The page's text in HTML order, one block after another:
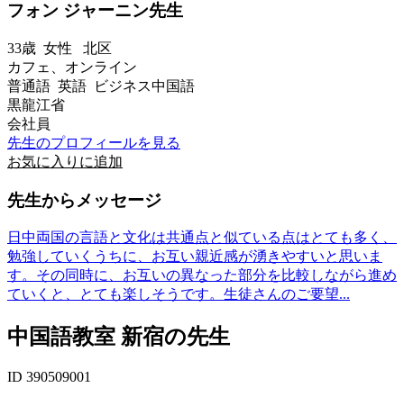
フォン ジャーニン先生
33歳 女性 北区
カフェ、オンライン
普通語 英語 ビジネス中国語
黒龍江省
会社員
先生のプロフィールを見る
お気に入りに追加
先生からメッセージ
日中両国の言語と文化は共通点と似ている点はとても多く、
勉強していくうちに、お互い親近感が湧きやすいと思いま
す。その同時に、お互いの異なった部分を比較しながら進め
ていくと、とても楽しそうです。生徒さんのご要望...
中国語教室 新宿の先生
ID 390509001